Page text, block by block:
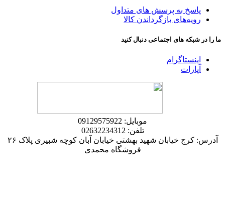
پاسخ به پرسش های متداول
رویه‌های بازگرداندن کالا
ما را در شبکه های اجتماعی دنبال کنید
اینستاگرام
آپارات
موبایل: 09129575922
تلفن: 02632234312
آدرس: کرج خیابان شهید بهشتی خیابان آبان کوچه شبیری پلاک ۲۶
فروشگاه محمدی